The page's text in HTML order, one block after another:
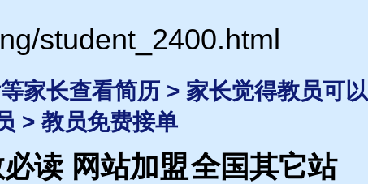
student_2400.html
家长查看简历 > 家长觉得教员可以
> 教员免费接单
读 网站加盟全国其它站